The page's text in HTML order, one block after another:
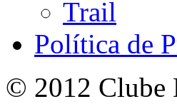
Trail
Política de
© 2012 Clube